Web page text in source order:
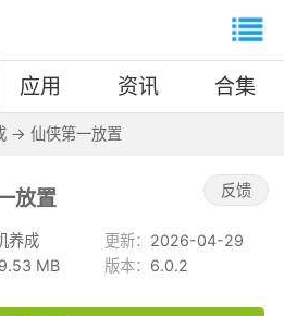
应用 资讯 合集
-> 仙侠第一放置
放置 反馈
养成 更新： 2026-04-29
MB 版本： 6.0.2